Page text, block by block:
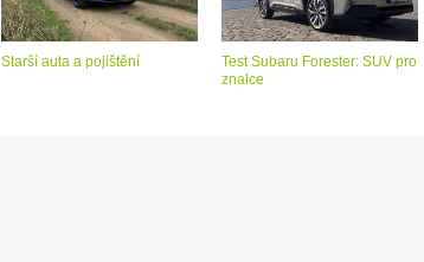
Starší auta a pojištění
Test Subaru Forester: SUV pro
znalce